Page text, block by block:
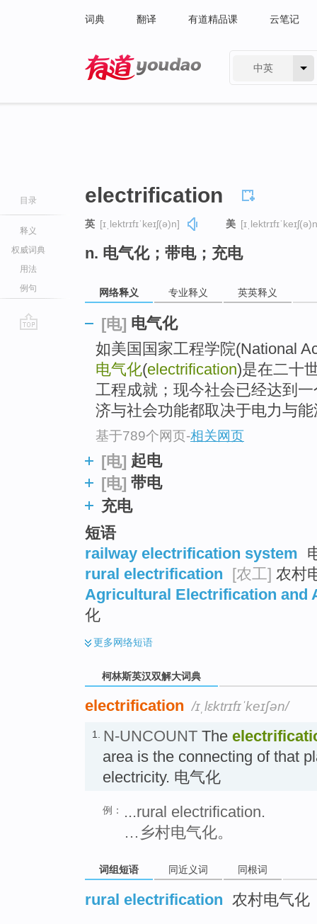
词典 翻译 有道精品课 云笔记
中英
目录
释义
权威词典
用法
例句
electrification
英 [ɪˌlektrɪfɪˈkeɪʃ(ə)n] 美
n. 电气化；带电；充电
网络释义 专业释义 英英释义
[电] 电气化
如美国国家工程学院(National
电气化(electrification)是在二十
工程成就；现今社会已经达到
济与社会功能都取决于电力与能
基于789个网页-相关网页
[电] 起电
[电] 带电
充电
短语
railway electrification system
rural electrification
[农工] 农村
Agricultural Electrification and
化
更多网络短语
柯林斯英汉双解大词典
electrification /ɪˌlɛktrɪfɪˈkeɪʃən/
1. N-UNCOUNT The
area is the connecting of that
electricity. 电气化
例：
...rural electrification.
…乡村电气化。
词组短语 同近义词 同根词
rural electrification 农村电气化